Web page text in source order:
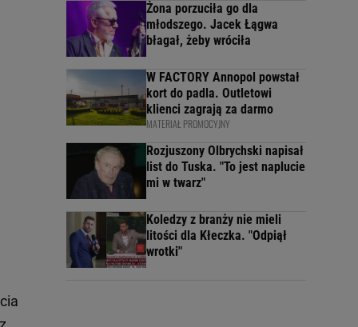
Żona porzuciła go dla
młodszego. Jacek Łągwa
błagał, żeby wróciła
W FACTORY Annopol powstał
kort do padla. Outletowi
klienci zagrają za darmo
MATERIAŁ PROMOCYJNY
Rozjuszony Olbrychski napisał
list do Tuska. "To jest naplucie
mi w twarz"
Koledzy z branży nie mieli
litości dla Kłeczka. "Odpiął
wrotki"